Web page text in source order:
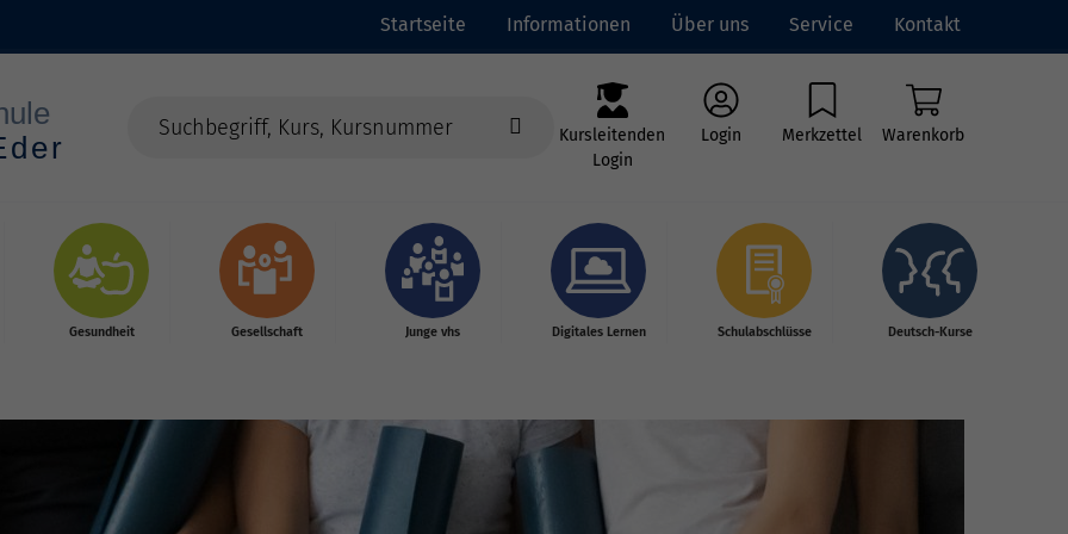
Startseite Informationen Über uns Service Kontakt
Kursleitenden
Login
Login Merkzettel Warenkorb
Gesundheit Gesellschaft Junge vhs Digitales Lernen Schulabschlüsse Deutsch-Kurse